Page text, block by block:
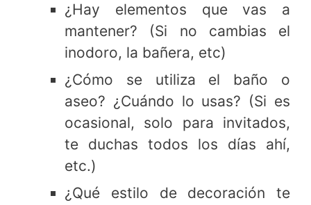
¿Hay elementos que vas a
mantener? (Si no cambias el
inodoro, la bañera, etc)
¿Cómo se utiliza el baño o
aseo? ¿Cuándo lo usas? (Si es
ocasional, solo para invitados,
te duchas todos los días ahí,
etc.)
¿Qué estilo de decoración te